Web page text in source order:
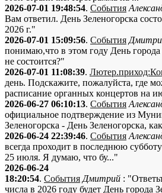
2026-07-01 19:48:54. События
Вам ответил. День Зеленогорска
2026 г."
2026-07-01 15:09:56. События
понимаю,что в этом году День
не состоится?"
2026-07-01 11:08:39.
день. Подскажите, пожалуйста, где
расписание органных концертов на
2026-06-27 06:10:13. События
официальное подтверждение из
Зеленогорска - День Зеленогорска,
2026-06-24 22:39:46. События
всегда проходит в последнюю
25 июля. Я думаю, что бу..."
2026-06-24
18:20:54. События Дмитрий :
числа в 2026 году будет День города